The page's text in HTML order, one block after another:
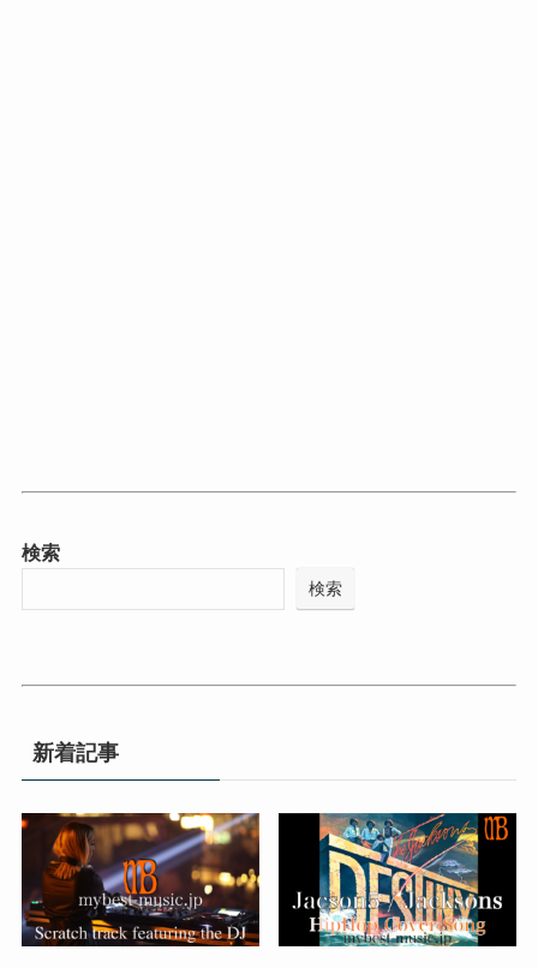
検索
検索
新着記事